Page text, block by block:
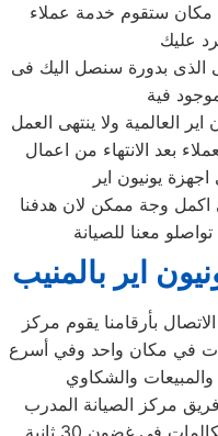
ستقوم خدمة عملاء
عليك
الذى بدورة سنصل اليك فى
فية
العالمية ولا ينتهى العمل
بعد الانتهاء من اعمال
يونيون اير
اكمل وجة ممكن لان هدفنا
معنا للصيانة
اير بالمنيب
بأرقامنا يقوم مركز
في مكان واحد وفي أسرع
مركز الصيانة المدرب
في غضون 30 ثانية